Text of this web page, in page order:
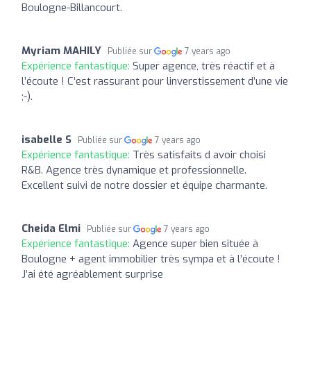
Boulogne-Billancourt.
Myriam MAHILY Publiée sur 7 years ago
Expérience fantastique: Super agence, très réactif et à
l’écoute ! C’est rassurant pour linverstissement d’une vie
;-).
isabelle S Publiée sur 7 years ago
Expérience fantastique: Très satisfaits d avoir choisi
R&B. Agence très dynamique et professionnelle.
Excellent suivi de notre dossier et équipe charmante.
Cheida Elmi Publiée sur 7 years ago
Expérience fantastique: Agence super bien située à
Boulogne + agent immobilier très sympa et à l’écoute !
J’ai été agréablement surprise